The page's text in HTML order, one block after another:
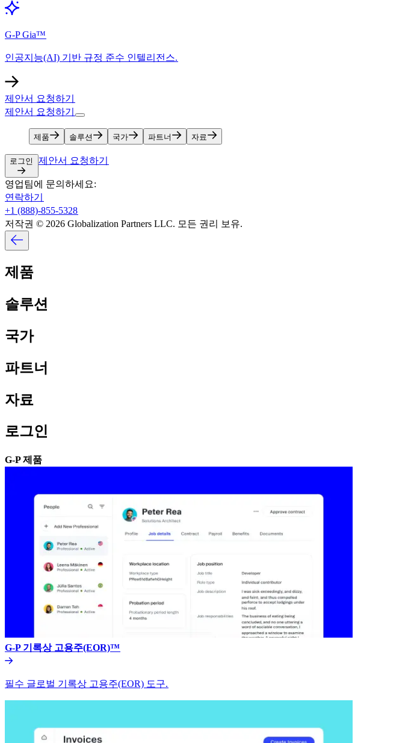
G-P Gia™​​
인공지능(AI) 기반 규정 준수 인텔리전스.​​
제안서 요청하기​​
제안서 요청하기​​
제품​​ 솔루션​​ 국가​​ 파트너​​ 자료​​
로그인​​ 제안서 요청하기​​
영업팀에 문의하세요:​​
연락하기​​
+1 (888)-855-5328​​
저작권 © 2026 Globalization Partners LLC. 모든 권리 보유.​​
제품​​
솔루션​​
국가​​
파트너​​
자료​​
로그인​​
G-P 제품​​
G-P 기록상 고용주(EOR)™​​
필수 글로벌 기록상 고용주(EOR) 도구.​​